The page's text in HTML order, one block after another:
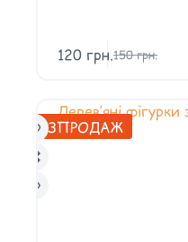
150грн.
120 грн.
РОЗПРОДАЖ